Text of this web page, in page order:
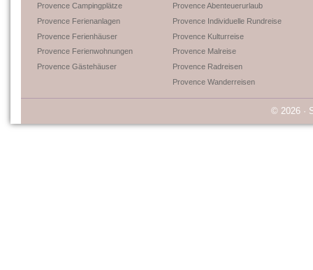
Provence Campingplätze
Provence Ferienanlagen
Provence Ferienhäuser
Provence Ferienwohnungen
Provence Gästehäuser
Provence Abenteuerurlaub
Provence Individuelle Rundreise
Provence Kulturreise
Provence Malreise
Provence Radreisen
Provence Wanderreisen
© 2026 ·